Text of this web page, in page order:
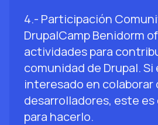
4.- Participación
DrupalCamp Benidorm
actividades para
comunidad de Drupal. Si
interesado en colaborar
desarrolladores, este es
para hacerlo.